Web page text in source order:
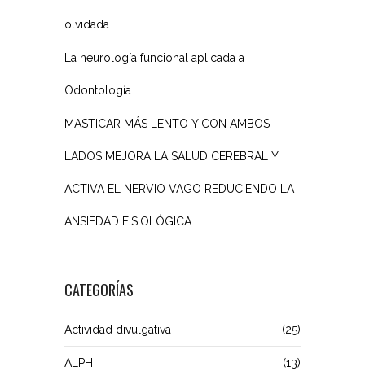
olvidada
La neurología funcional aplicada a
Odontología
MASTICAR MÁS LENTO Y CON AMBOS
LADOS MEJORA LA SALUD CEREBRAL Y
ACTIVA EL NERVIO VAGO REDUCIENDO LA
ANSIEDAD FISIOLÓGICA
CATEGORÍAS
Actividad divulgativa (25)
ALPH (13)